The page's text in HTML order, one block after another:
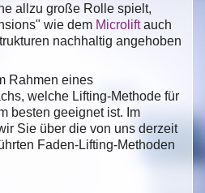
allzu große Rolle spielt,
wie dem Microliftauch
nachhaltig angehoben
Rahmen eines
welche Lifting-Methode für
besten geeignet ist. Im
Sie über die von uns derzeit
Faden-Lifting-Methoden